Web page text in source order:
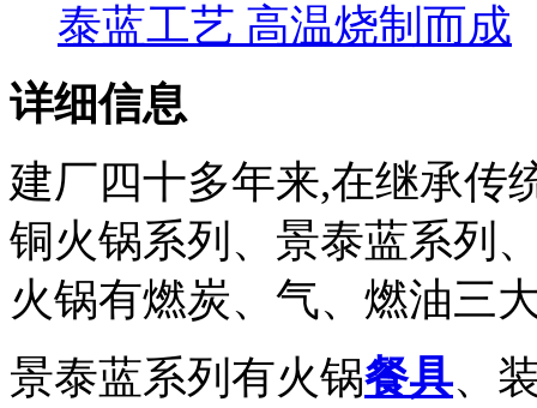
泰蓝工艺 高温烧制而成
详细信息
建厂四十多年来,在继承传
铜火锅系列、景泰蓝系列
火锅有燃炭、气、燃油三
景泰蓝系列有火锅餐具、